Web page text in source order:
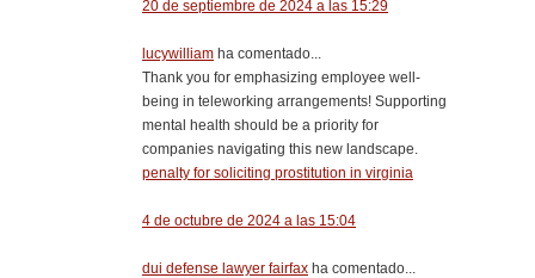
20 de septiembre de 2024 a las 15:29
lucywilliam ha comentado...
Thank you for emphasizing employee well-
being in teleworking arrangements! Supporting
mental health should be a priority for
companies navigating this new landscape.
penalty for soliciting prostitution in virginia
4 de octubre de 2024 a las 15:04
dui defense lawyer fairfax ha comentado...